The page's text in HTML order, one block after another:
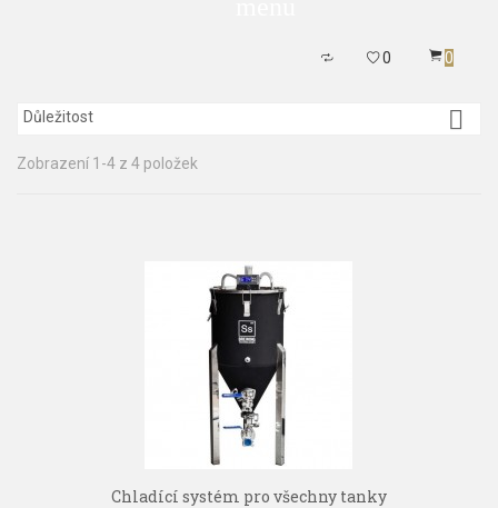
0
0
Důležitost 
Zobrazení 1-4 z 4 položek
Chladící systém pro všechny tanky